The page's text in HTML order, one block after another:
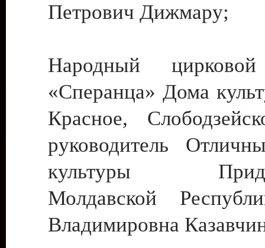
Петрович Дижмару;
Народный цирковой
«Сперанца» Дома
Красное,
руководитель
культуры
Молдавской
Владимировна